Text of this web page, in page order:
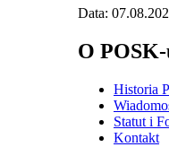
Data:
O
Historia
Statut i
Kontakt